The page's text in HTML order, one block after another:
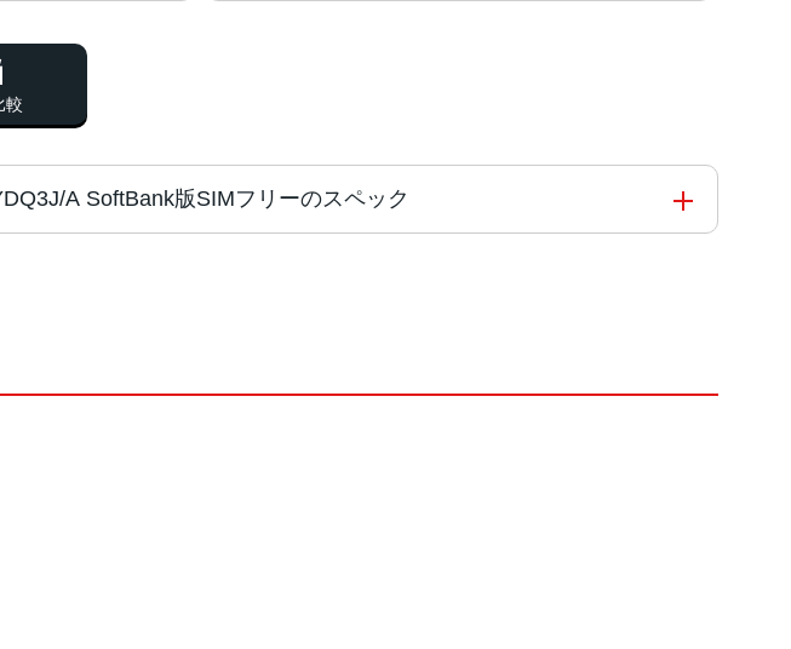
較
A SoftBank版SIMフリーのスペック
ホワイト、ピンク、ティール、ウルトラマリン
256GB、512GB
イ